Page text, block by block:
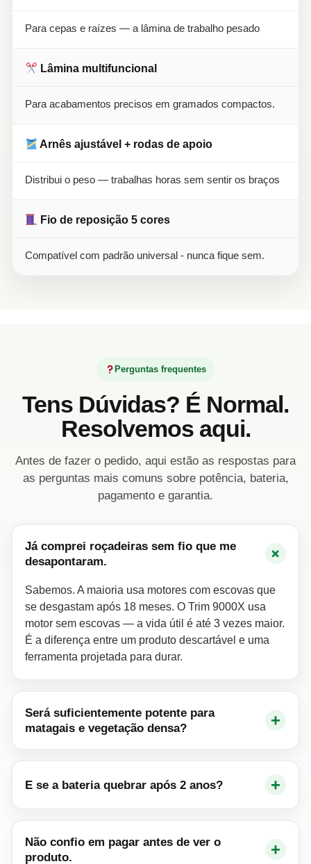
Para cepas e raízes — a lâmina de trabalho pesado
Lâmina multifuncional
Para acabamentos precisos em gramados compactos.
Arnês ajustável + rodas de apoio
Distribui o peso — trabalhas horas sem sentir os braços
Fio de reposição 5 cores
Compatível com padrão universal - nunca fique sem.
Perguntas frequentes
Tens Dúvidas? É Normal.
Resolvemos aqui.
Antes de fazer o pedido, aqui estão as respostas para
as perguntas mais comuns sobre potência, bateria,
pagamento e garantia.
Já comprei roçadeiras sem fio que me
desapontaram.
+
Sabemos. A maioria usa motores com escovas que
se desgastam após 18 meses. O Trim 9000X usa
motor sem escovas — a vida útil é até 3 vezes maior.
É a diferença entre um produto descartável e uma
ferramenta projetada para durar.
Será suficientemente potente para
matagais e vegetação densa?
+
E se a bateria quebrar após 2 anos? +
Não confio em pagar antes de ver o
produto.
+